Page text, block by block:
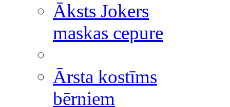
Āksts Jokers
maskas cepure
Ārsta kostīms
bērniem